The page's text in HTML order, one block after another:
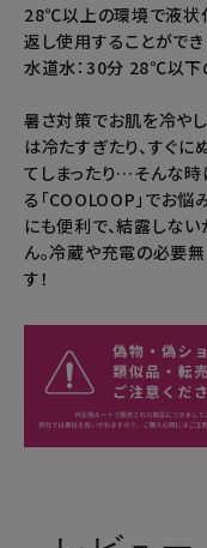
28℃以上の環境で液状
返し使用することがで
水道水：30分 28℃以下
暑さ対策でお肌を冷や
は冷たすぎたり、すぐに
てしまったり…そんな時
る「COOLOOP」でお
にも便利で、結露しな
ん。冷蔵や充電の必要
す！